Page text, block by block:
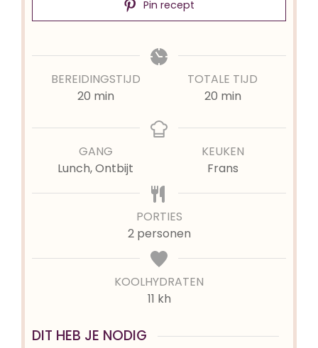
Pin recept
BEREIDINGSTIJD
20minuten
min
TOTALE TIJD
20minuten
min
GANG
Lunch, Ontbijt
KEUKEN
Frans
PORTIES
2 personen
KOOLHYDRATEN
11 kh
DIT HEB JE NODIG